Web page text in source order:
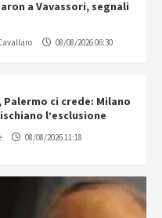
a Vavassori, segnali
08/08/2026 06:30
Palermo ci crede: Milano
l’esclusione
08/08/2026 11:18